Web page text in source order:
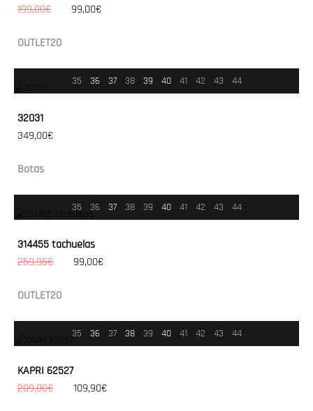
199,00€
99,00€
OUTLET20
35 36 37 38 39 40 41 42 43 44
32031
349,00€
Botas
35 36 37 38 39 40 41 42 43 44
314455 tachuelas
259,95€
99,00€
OUTLET20
35 36 37 38 39 40 41 42 43 44
KAPRI 62527
209,00€
109,90€